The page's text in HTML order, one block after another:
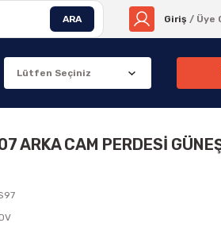
ARA Giriş / Üye
ARKA CAM PERDESİ